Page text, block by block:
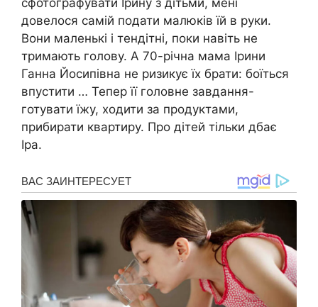
довелося самій подати малюків їй в руки.
Вони маленькі і тендітні, поки навіть не
тримають голову. А 70-річна мама Ірини
Ганна Йосипівна не ризикує їх брати: боїться
впустити … Тепер її головне завдання-
готувати їжу, ходити за продуктами,
прибирати квартиру. Про дітей тільки дбає
Іра.